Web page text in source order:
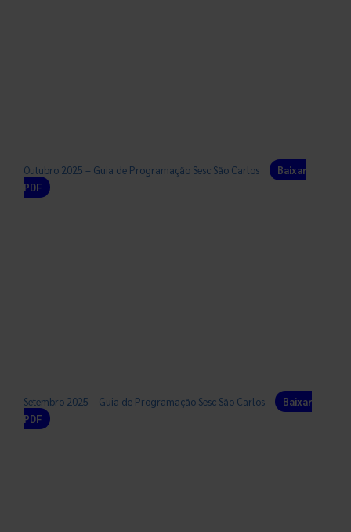
Outubro 2025 – Guia de Programação Sesc São Carlos
Baixar
PDF
Setembro 2025 – Guia de Programação Sesc São Carlos
Baixar
PDF